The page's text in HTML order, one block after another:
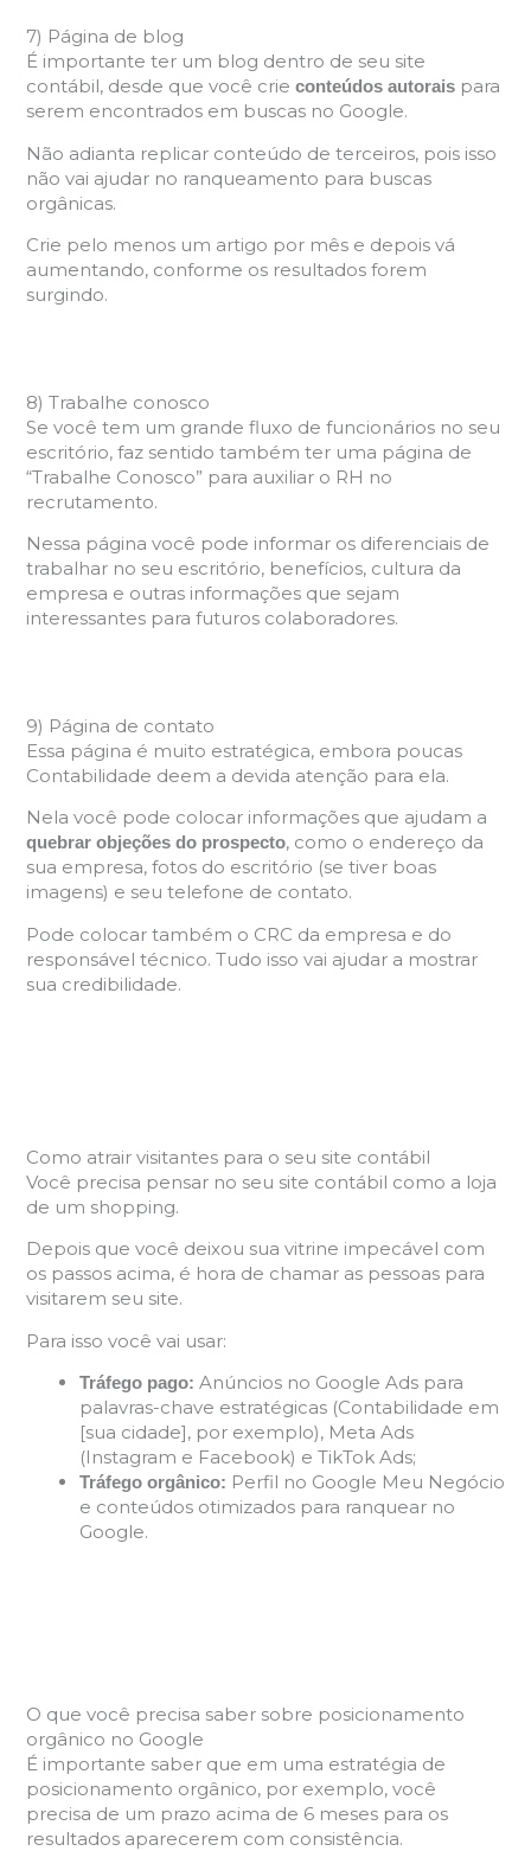
7) Página de blog
É importante ter um blog dentro de seu site
contábil, desde que você crie conteúdos autoraispara
serem encontrados em buscas no Google.
Não adianta replicar conteúdo de terceiros, pois isso
não vai ajudar no ranqueamento para buscas
orgânicas.
Crie pelo menos um artigo por mês e depois vá
aumentando, conforme os resultados forem
surgindo.
8) Trabalhe conosco
Se você tem um grande fluxo de funcionários no seu
escritório, faz sentido também ter uma página de
“Trabalhe Conosco” para auxiliar o RH no
recrutamento.
Nessa página você pode informar os diferenciais de
trabalhar no seu escritório, benefícios, cultura da
empresa e outras informações que sejam
interessantes para futuros colaboradores.
9) Página de contato
Essa página é muito estratégica, embora poucas
Contabilidade deem a devida atenção para ela.
Nela você pode colocar informações que ajudam a
quebrar objeções do prospecto, como o endereço da
sua empresa, fotos do escritório (se tiver boas
imagens) e seu telefone de contato.
Pode colocar também o CRC da empresa e do
responsável técnico. Tudo isso vai ajudar a mostrar
sua credibilidade.
Como atrair visitantes para o seu site contábil
Você precisa pensar no seu site contábil como a loja
de um shopping.
Depois que você deixou sua vitrine impecável com
os passos acima, é hora de chamar as pessoas para
visitarem seu site.
Para isso você vai usar:
Tráfego pago: Anúncios no Google Ads para
palavras-chave estratégicas (Contabilidade em
[sua cidade], por exemplo), Meta Ads
(Instagram e Facebook) e TikTok Ads;
Tráfego orgânico: Perfil no Google Meu Negócio
e conteúdos otimizados para ranquear no
Google.
O que você precisa saber sobre posicionamento
orgânico no Google
É importante saber que em uma estratégia de
posicionamento orgânico, por exemplo, você
precisa de um prazo acima de 6 meses para os
resultados aparecerem com consistência.